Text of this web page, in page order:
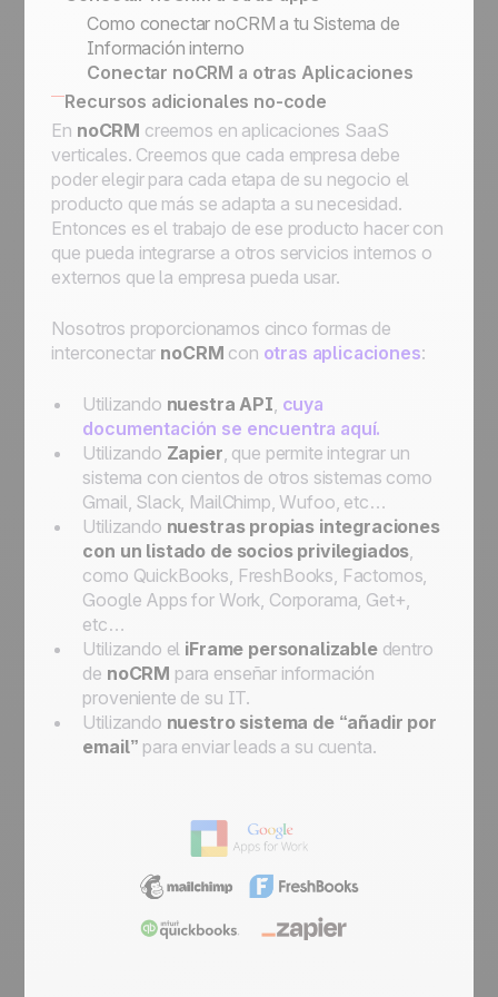
noCRM
Conecte noCRM a Zapier y Make
(anteriormente Integromat)
Cómo construir una herramienta de
automatización de correo electrónico
usando Zapier
Asigne un lead, envíe un correo electrónico,
muévalo al siguiente paso, luego
programelo en Standby para seguimientos
Asigne un lead entrante que cumpla una
condición a un vendedor
Asigne un lead entrante a un comercial de
Cómo empezar con la automatización:
automatice los flujos de trabajo para
Como conectar noCRM a tu Sistema de
Información interno
Conectar noCRM a otras Aplicaciones
Recursos adicionales no-code
En noCRM creemos en aplicaciones SaaS
verticales. Creemos que cada empresa debe
poder elegir para cada etapa de su negocio el
producto que más se adapta a su necesidad.
Entonces es el trabajo de ese producto hacer con
que pueda integrarse a otros servicios internos o
externos que la empresa pueda usar.
Nosotros proporcionamos cinco formas de
interconectar noCRM con otras aplicaciones:
Utilizando nuestra API, cuya
documentación se encuentra aquí.
Utilizando Zapier, que permite integrar un
sistema con cientos de otros sistemas como
Gmail, Slack, MailChimp, Wufoo, etc…
Utilizando nuestras propias integraciones
con un listado de socios privilegiados,
como QuickBooks, FreshBooks, Factomos,
Google Apps for Work, Corporama, Get+,
etc…
Utilizando el iFrame personalizabledentro
de noCRM para enseñar información
proveniente de su IT.
Utilizando nuestro sistema de “añadir por
email” para enviar leads a su cuenta.